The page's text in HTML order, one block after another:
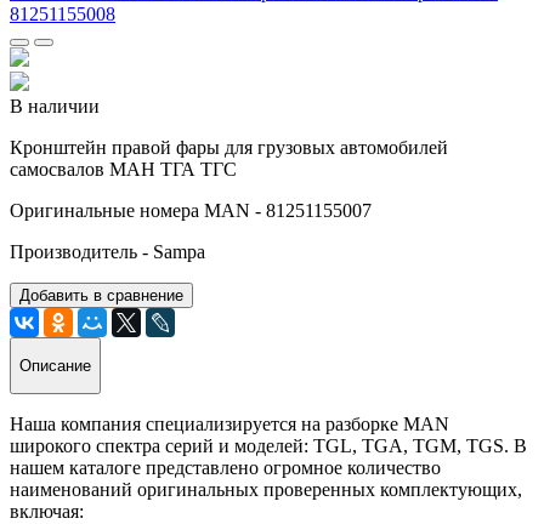
В наличии
Кронштейн правой фары для грузовых автомобилей
самосвалов МАН ТГА ТГС
Оригинальные номера MAN - 81251155007
Производитель - Sampa
Добавить в сравнение
Описание
Наша компания специализируется на разборке MAN
широкого спектра серий и моделей: TGL, TGA, TGM, TGS. В
нашем каталоге представлено огромное количество
наименований оригинальных проверенных комплектующих,
включая: